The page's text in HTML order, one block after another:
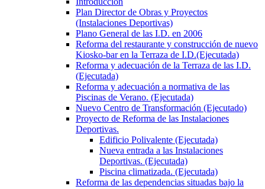
Plan Director de Obras y Proyectos
(Instalaciones Deportivas)
Plano General de las I.D. en 2006
Reforma del restaurante y construcción de nuevo
Kiosko-bar en la Terraza de I.D.(Ejecutada)
Reforma y adecuación de la Terraza de las I.D.
(Ejecutada)
Reforma y adecuación a normativa de las
Piscinas de Verano. (Ejecutada)
Nuevo Centro de Transformación (Ejecutado)
Proyecto de Reforma de las Instalaciones
Deportivas.
Edificio Polivalente (Ejecutada)
Nueva entrada a las Instalaciones
Deportivas. (Ejecutada)
Piscina climatizada. (Ejecutada)
Reforma de las dependencias situadas bajo la